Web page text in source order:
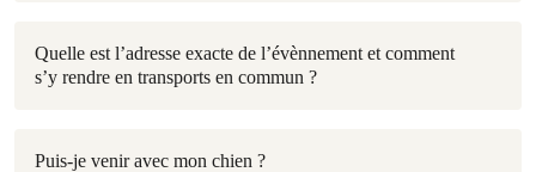
Quelle est l’adresse exacte de l’évènnement et comment
s’y rendre en transports en commun ?
Puis-je venir avec mon chien ?